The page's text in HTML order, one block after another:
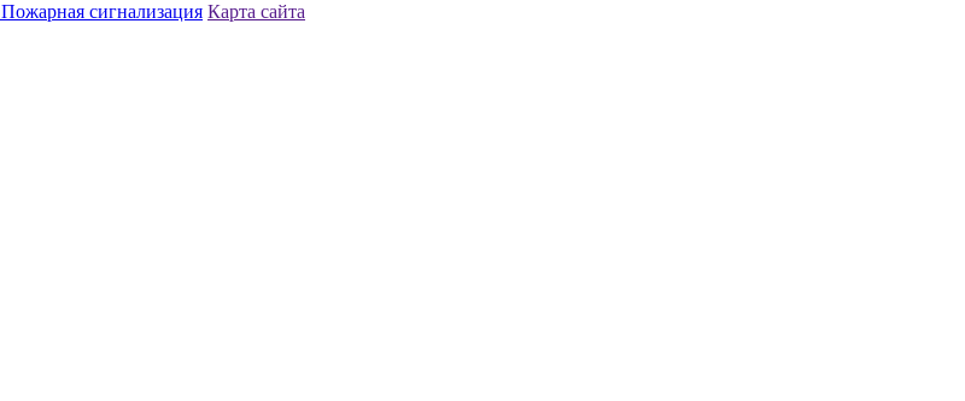
Пожарная сигнализация Карта сайта